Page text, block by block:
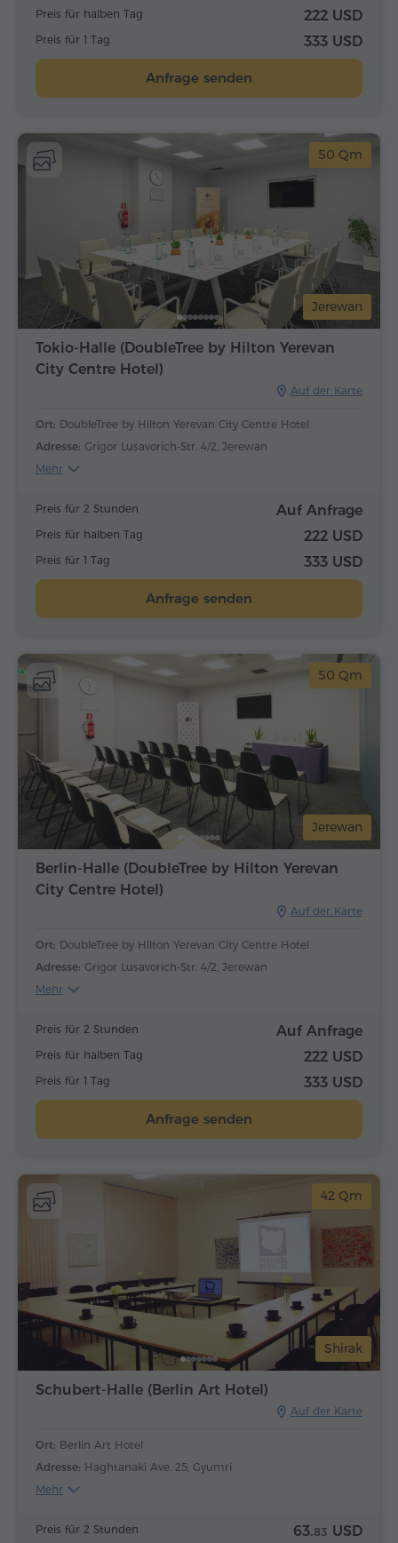
Preis für halben Tag 222 USD
Preis für 1 Tag 333 USD
Anfrage senden
Jerewan
50 Qm
Tokio-Halle (DoubleTree by Hilton Yerevan
City Centre Hotel)
Auf der Karte
Ort: DoubleTree by Hilton Yerevan City Centre Hotel
Adresse: Grigor Lusavorich-Str. 4/2, Jerewan
Mehr
Preis für 2 Stunden Auf Anfrage
Preis für halben Tag 222 USD
Preis für 1 Tag 333 USD
Anfrage senden
Jerewan
50 Qm
Berlin-Halle (DoubleTree by Hilton Yerevan
City Centre Hotel)
Auf der Karte
Ort: DoubleTree by Hilton Yerevan City Centre Hotel
Adresse: Grigor Lusavorich-Str. 4/2, Jerewan
Mehr
Preis für 2 Stunden Auf Anfrage
Preis für halben Tag 222 USD
Preis für 1 Tag 333 USD
Anfrage senden
Shirak
42 Qm
Schubert-Halle (Berlin Art Hotel)
Auf der Karte
Ort: Berlin Art Hotel
Adresse: Haghtanaki Ave. 25, Gyumri
Mehr
Preis für 2 Stunden 63.83 USD